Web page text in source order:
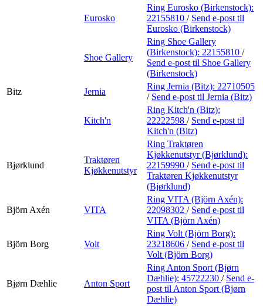
Eurosko
Ring Eurosko (Birkenstock):
22155810 / Send e-post til
Eurosko (Birkenstock)
Shoe Gallery
Ring Shoe Gallery
(Birkenstock): 22155810 /
Send e-post til Shoe Gallery
(Birkenstock)
Bitz
Jernia
Ring Jernia (Bitz): 22710505
/ Send e-post til Jernia (Bitz)
Kitch'n
Ring Kitch'n (Bitz):
22222598 / Send e-post til
Kitch'n (Bitz)
Bjørklund
Traktøren
Kjøkkenutstyr
Ring Traktøren
Kjøkkenutstyr (Bjørklund):
22159990 / Send e-post til
Traktøren Kjøkkenutstyr
(Bjørklund)
Björn Axén VITA
Ring VITA (Björn Axén):
22098302 / Send e-post til
VITA (Björn Axén)
Björn Borg Volt
Ring Volt (Björn Borg):
23218606 / Send e-post til
Volt (Björn Borg)
Bjørn Dæhlie Anton Sport
Ring Anton Sport (Bjørn
Dæhlie): 45722230 / Send e-
post til Anton Sport (Bjørn
Dæhlie)